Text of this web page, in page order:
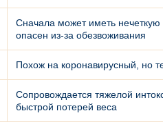
Сначала может иметь
опасен из-за обезвоживания
Похож на коронавирусный, но
Сопровождается тяжелой
быстрой потерей веса